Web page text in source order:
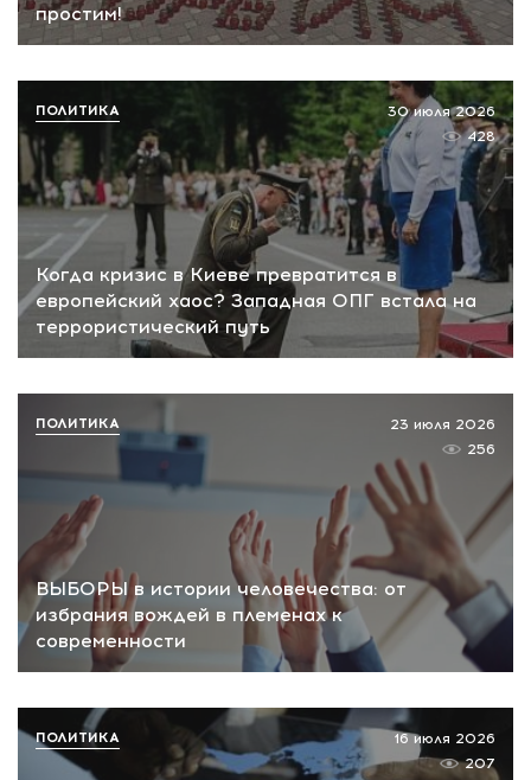
простим!
Когда кризис в Киеве превратится в
европейский хаос? Западная ОПГ встала на
террористический путь
30 июля 2026
428
ПОЛИТИКА
ВЫБОРЫ в истории человечества: от
избрания вождей в племенах к
современности
23 июля 2026
256
ПОЛИТИКА
16 июля 2026
207
ПОЛИТИКА